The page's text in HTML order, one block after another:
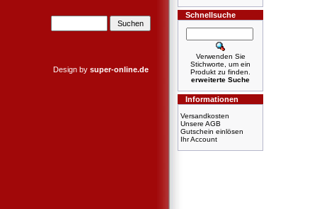
Design by super-online.de
Schnellsuche
Verwenden Sie
Stichworte, um ein
Produkt zu finden.
erweiterte Suche
Informationen
Versandkosten
Unsere AGB
Gutschein einlösen
Ihr Account